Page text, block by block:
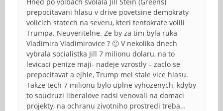
prepocitavani hlasu v drive povetsine demokraty
volicich statech na severu, kteri tentokrate volili
Trumpa. Neuveritelne. Ze by za tim byla ruka
Vladimira Vladimirovice ? 🙂 V nekolika dnech
vybrala socialistka Jill 7 milionu dolaru, na to
levicaci penize maji- nadeje vzrostly – zaclo se
prepocitavat a ejhle, Trump mel stale vice hlasu.
Takze tech 7 milionu bylo uplne vyhozenych, kdyby
to soudruzi liberalove radsi venovali na domaci
projekty, na ochranu zivotniho prostredi treba…